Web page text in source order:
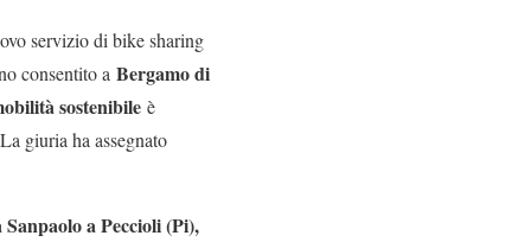
servizio di bike sharing
consentito a Bergamo di
sostenibile è
giuria ha assegnato
a Peccioli (Pi),